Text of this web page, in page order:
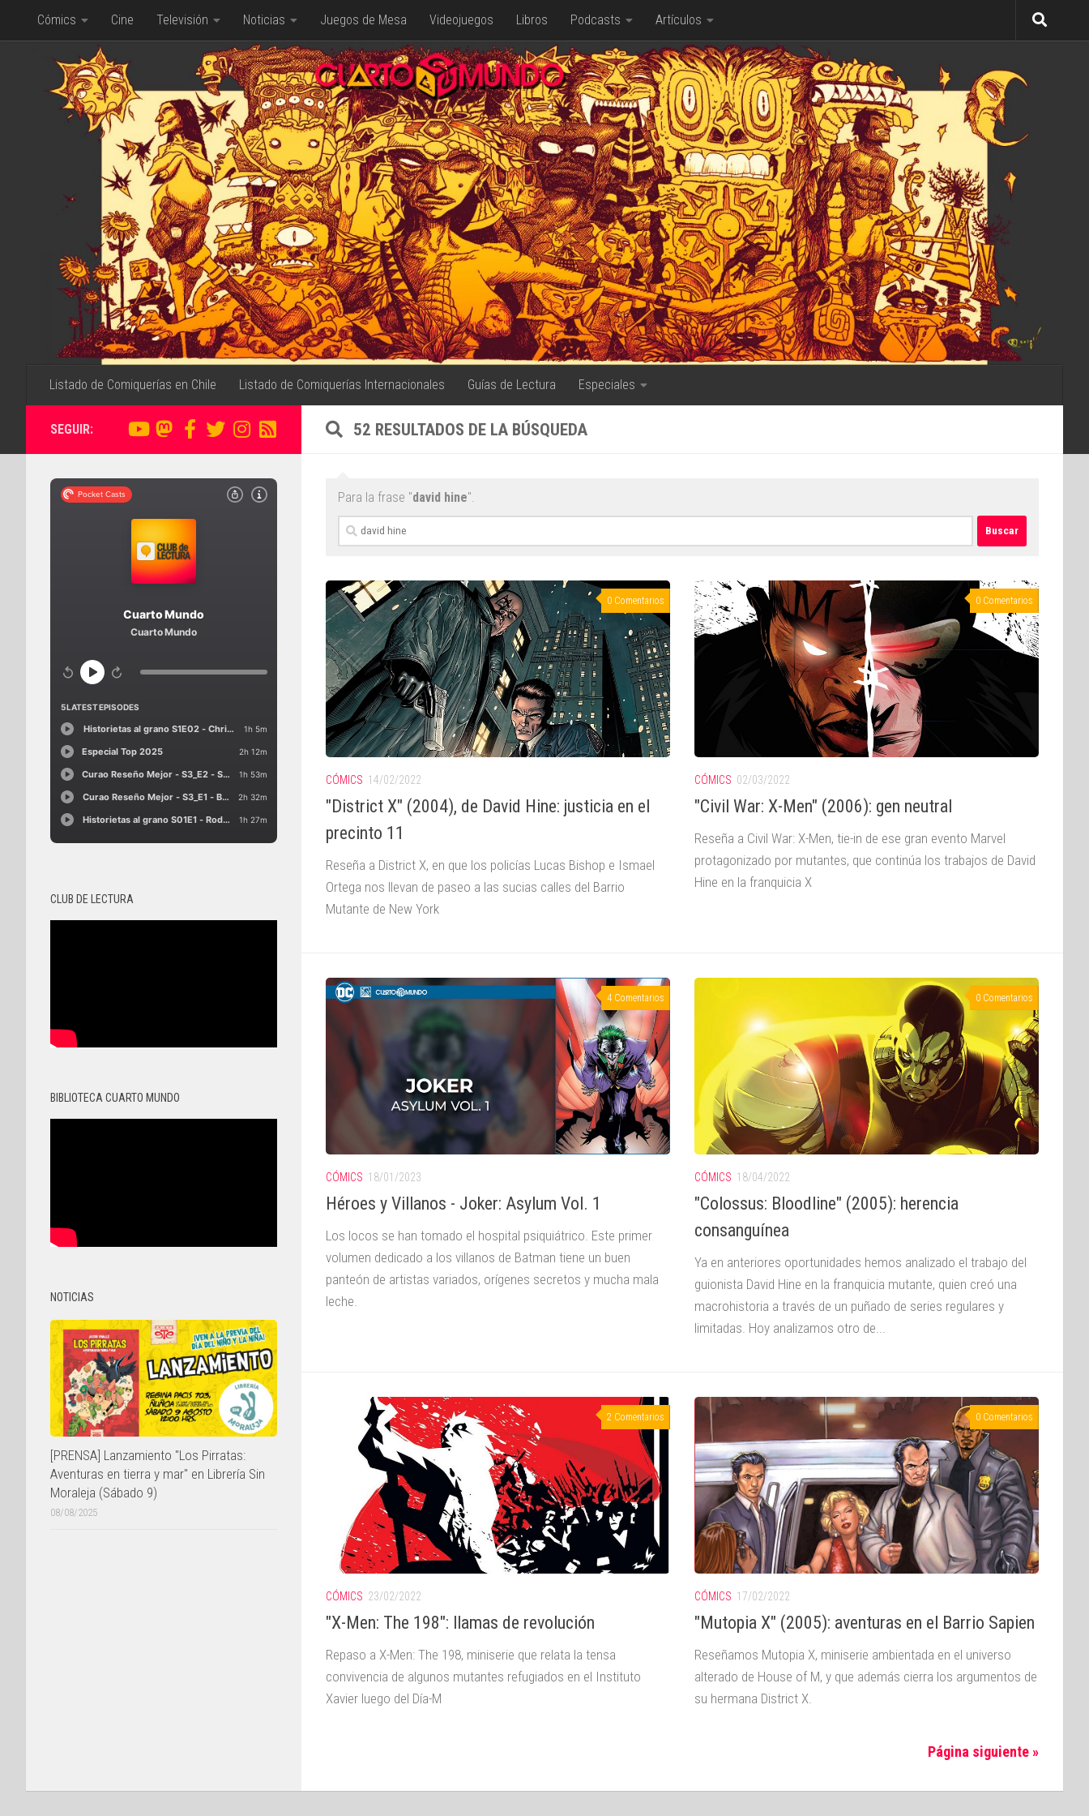
Saltar al contenido
Cómics Cine Televisión Noticias Juegos de Mesa Videojuegos Libros Podcasts Artículos
Listado de Comiquerías en Chile Listado de Comiquerías Internacionales Guías de Lectura Especiales
52 RESULTADOS DE LA BÚSQUEDA
Para la frase "david hine".
Buscar:
0 Comentarios
CÓMICS 14/02/2022
"District X" (2004), de David Hine: justicia en el
precinto 11
Reseña a District X, en que los policías Lucas Bishop e Ismael
Ortega nos llevan de paseo a las sucias calles del Barrio
Mutante de New York
0 Comentarios
CÓMICS 02/03/2022
"Civil War: X-Men" (2006): gen neutral
Reseña a Civil War: X-Men, tie-in de ese gran evento Marvel
protagonizado por mutantes, que continúa los trabajos de David
Hine en la franquicia X
4 Comentarios
CÓMICS 18/01/2023
Héroes y Villanos - Joker: Asylum Vol. 1
Los locos se han tomado el hospital psiquiátrico. Este primer
volumen dedicado a los villanos de Batman tiene un buen
panteón de artistas variados, orígenes secretos y mucha mala
leche.
0 Comentarios
CÓMICS 18/04/2022
"Colossus: Bloodline" (2005): herencia
consanguínea
Ya en anteriores oportunidades hemos analizado el trabajo del
guionista David Hine en la franquicia mutante, quien creó una
macrohistoria a través de un puñado de series regulares y
limitadas. Hoy analizamos otro de...
2 Comentarios
CÓMICS 23/02/2022
"X-Men: The 198": llamas de revolución
Repaso a X-Men: The 198, miniserie que relata la tensa
convivencia de algunos mutantes refugiados en el Instituto
Xavier luego del Día-M
0 Comentarios
CÓMICS 17/02/2022
"Mutopia X" (2005): aventuras en el Barrio Sapien
Reseñamos Mutopia X, miniserie ambientada en el universo
alterado de House of M, y que además cierra los argumentos de
su hermana District X.
Página siguiente »
SEGUIR:
CLUB DE LECTURA
BIBLIOTECA CUARTO MUNDO
NOTICIAS
[PRENSA] Lanzamiento "Los Pirratas:
Aventuras en tierra y mar" en Librería Sin
Moraleja (Sábado 9)
08/08/2025